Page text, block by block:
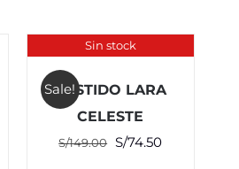
Sin stock
Sale!
VESTIDO LARA
CELESTE
S/149.00 El
S/74.50El